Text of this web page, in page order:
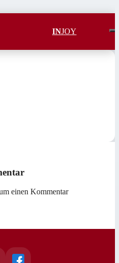
INJOY
einen Kommentar